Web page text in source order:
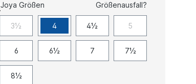
Joya Größen Größenausfall?
3½ 4 4½ 5
6 6½ 7 7½
8½